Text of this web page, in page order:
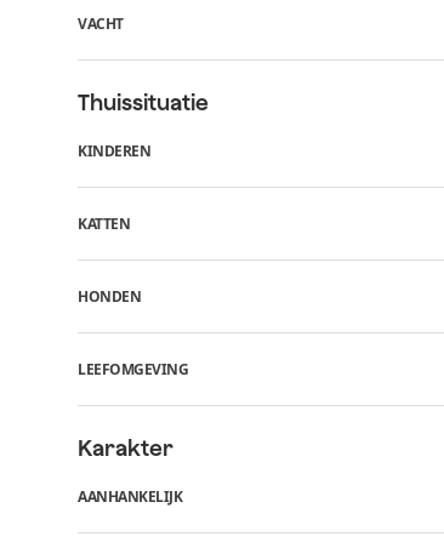
VACHT
Thuissituatie
KINDEREN
KATTEN
HONDEN
LEEFOMGEVING
Karakter
AANHANKELIJK